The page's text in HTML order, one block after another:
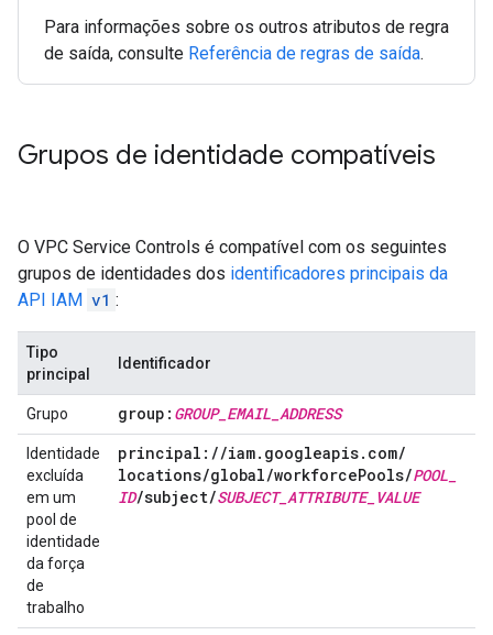
Para informações sobre os outros atributos de regra
de saída, consulte Referência de regras de saída.
Grupos de identidade compatíveis
O VPC Service Controls é compatível com os seguintes
grupos de identidades dos identificadores principais da
API IAM v1 :
Tipo
principal
Identificador
Grupo group: GROUP_ EMAIL ADDRESS
Identidade
excluída
em um
pool de
identidade
da força
de
trabalho
principal: //iam. googleapis. com/
locations/global/workforcePools/POOL
ID/subject/SUBJECT_ ATTRIBUTE_ VALUE